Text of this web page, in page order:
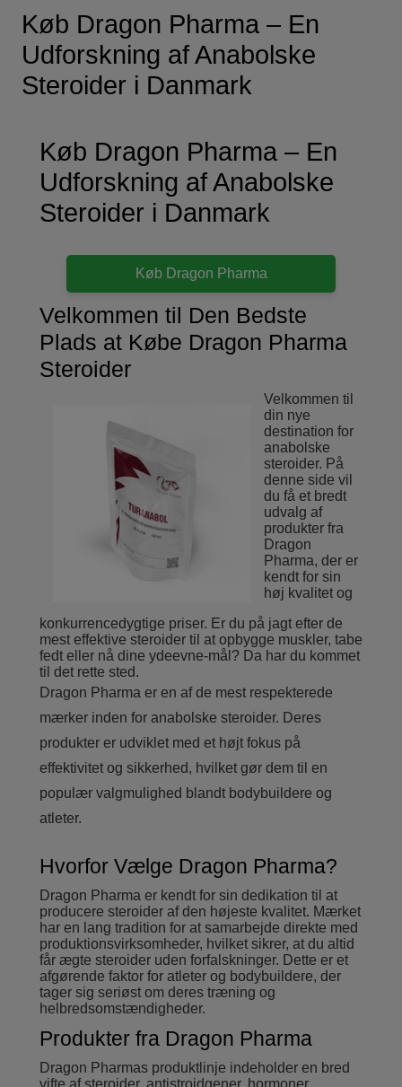
Køb Dragon Pharma – En
Udforskning af Anabolske
Steroider i Danmark
Køb Dragon Pharma – En
Udforskning af Anabolske
Steroider i Danmark
Køb Dragon Pharma
Velkommen til Den Bedste
Plads at Købe Dragon Pharma
Steroider
Velkommen til
din nye
destination for
anabolske
steroider. På
denne side vil
du få et bredt
udvalg af
produkter fra
Dragon
Pharma, der er
kendt for sin
høj kvalitet og
konkurrencedygtige priser. Er du på jagt efter de
mest effektive steroider til at opbygge muskler, tabe
fedt eller nå dine ydeevne-mål? Da har du kommet
til det rette sted.
Dragon Pharma er en af de mest respekterede
mærker inden for anabolske steroider. Deres
produkter er udviklet med et højt fokus på
effektivitet og sikkerhed, hvilket gør dem til en
populær valgmulighed blandt bodybuildere og
atleter.
Hvorfor Vælge Dragon Pharma?
Dragon Pharma er kendt for sin dedikation til at
producere steroider af den højeste kvalitet. Mærket
har en lang tradition for at samarbejde direkte med
produktionsvirksomheder, hvilket sikrer, at du altid
får ægte steroider uden forfalskninger. Dette er et
afgørende faktor for atleter og bodybuildere, der
tager sig seriøst om deres træning og
helbredsomstændigheder.
Produkter fra Dragon Pharma
Dragon Pharmas produktlinje indeholder en bred
vifte af steroider, antistroidgener, hormoner,